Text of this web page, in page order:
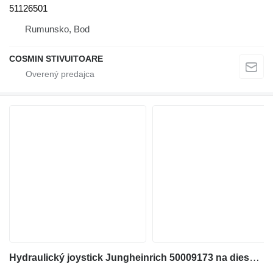
51126501
Rumunsko, Bod
COSMIN STIVUITOARE
Hydraulický joystick Jungheinrich 50009173 na dieselového vysokozdvižného vozíka